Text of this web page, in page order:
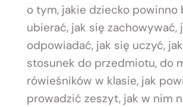
o tym, jakie dziecko powinno
ubierać, jak się zachowywać,
odpowiadać, jak się uczyć,
stosunek do przedmiotu, do
rówieśników w klasie, jak
prowadzić zeszyt, jak w nim